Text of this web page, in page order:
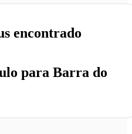
para Barra do
encontrado